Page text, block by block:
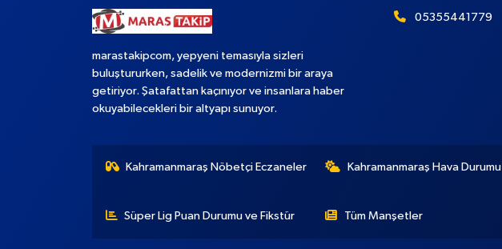
marastakipcom, yepyeni temasıyla sizleri
buluştururken, sadelik ve modernizmi bir araya
getiriyor. Şatafattan kaçınıyor ve insanlara haber
okuyabilecekleri bir altyapı sunuyor.
05355441779
Kahramanmaraş Nöbetçi Eczaneler Kahramanmaraş Hava Durumu
Süper Lig Puan Durumu ve Fikstür Tüm Manşetler